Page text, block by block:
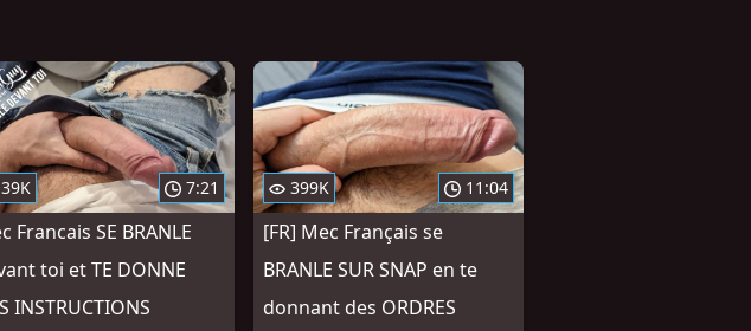
39K 7:21
Francais SE BRANLE
toi et TE DONNE
INSTRUCTIONS
399K 11:04
[FR] Mec Français se
BRANLE SUR SNAP en te
donnant des ORDRES